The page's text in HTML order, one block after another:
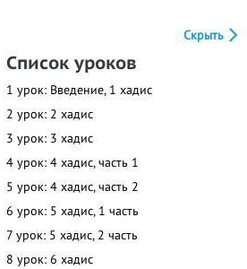
Войти | Регистрация
Скрыть
Список уроков
1 урок: Введение, 1 хадис
2 урок: 2 хадис
3 урок: 3 хадис
4 урок: 4 хадис, часть 1
5 урок: 4 хадис, часть 2
6 урок: 5 хадис, 1 часть
7 урок: 5 хадис, 2 часть
8 урок: 6 хадис